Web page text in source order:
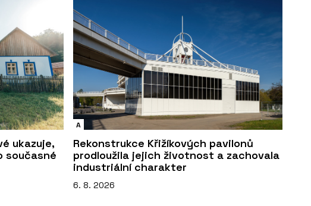
ukazuje,
současné
A
Rekonstrukce Křižíkových pavilonů
prodloužila jejich životnost a zachovala
industriální charakter
6. 8. 2026